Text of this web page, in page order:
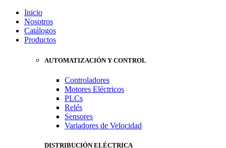
Inicio
Nosotros
Catálogos
Productos
AUTOMATIZACIÓN Y CONTROL
Controladores
Motores Eléctricos
PLCs
Relés
Sensores
Variadores de Velocidad
DISTRIBUCIÓN ELÉCTRICA